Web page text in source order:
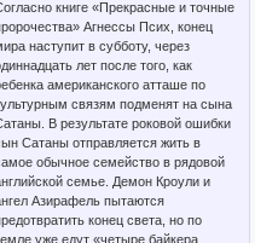
книге «Прекрасные и точные
Агнессы Псих, конец
наступит в субботу, через
лет после того, как
американского атташе по
связям подменят на сына
В результате роковой ошибки
Сатаны отправляется жить в
обычное семейство в рядовой
семье. Демон Кроули и
Азирафель пытаются
конец света, но по
уже едут «четыре байкера